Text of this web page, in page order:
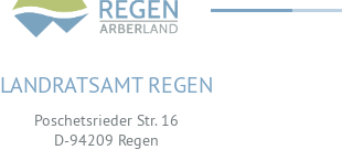
LANDRATSAMT REGEN
Poschetsrieder Str. 16
D-94209 Regen